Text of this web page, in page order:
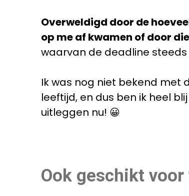
Overweldigd door de
op me af kwamen of door
waarvan de deadline steeds
Ik was nog niet bekend met
leeftijd, en dus ben ik heel
uitleggen nu! 😀
Ook geschikt